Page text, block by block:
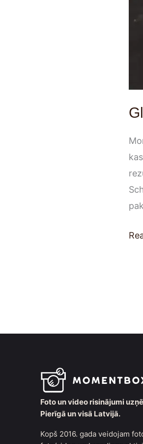
Foto un video risinājumi
Pierīgā un visā Latvijā.
Kopš 2016. gada veidojam